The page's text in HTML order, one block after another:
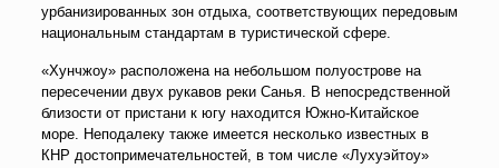
урбанизированных зон отдыха, соответствующих передовым
национальным стандартам в туристической сфере.
«Хунчжоу» расположена на небольшом полуострове на
пересечении двух рукавов реки Санья. В непосредственной
близости от пристани к югу находится Южно-Китайское
море. Неподалеку также имеется несколько известных в
КНР достопримечательностей, в том числе «Лухуэйтоу»